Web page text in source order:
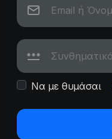
Να με θυμάσαι